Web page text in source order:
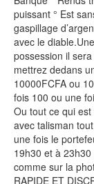
puissant ° Est
gaspillage
avec le
possession il
mettrez dedans
10000FCFA ou
fois 100 ou une
Ou tout ce qui
avec talisman
une fois le
19h30 et à
comme sur la
RAPIDE ET